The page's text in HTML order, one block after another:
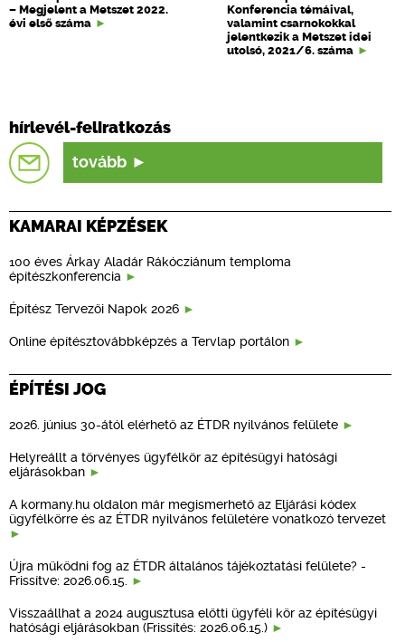
– Megjelent a Metszet 2022.
évi első száma
Konferencia témáival,
valamint csarnokokkal
jelentkezik a Metszet idei
utolsó, 2021/6. száma
hírlevél-feliratkozás
tovább
KAMARAI KÉPZÉSEK
100 éves Árkay Aladár Rákócziánum temploma
építészkonferencia
Építész Tervezői Napok 2026
Online építésztovábbképzés a Tervlap portálon
ÉPÍTÉSI JOG
2026. június 30-ától elérhető az ÉTDR nyilvános felülete
Helyreállt a törvényes ügyfélkör az építésügyi hatósági
eljárásokban
A kormany.hu oldalon már megismerhető az Eljárási kódex
ügyfélkörre és az ÉTDR nyilvános felületére vonatkozó tervezet
Újra működni fog az ÉTDR általános tájékoztatási felülete? -
Frissítve: 2026.06.15.
Visszaállhat a 2024 augusztusa előtti ügyféli kör az építésügyi
hatósági eljárásokban (Frissítés: 2026.06.15.)